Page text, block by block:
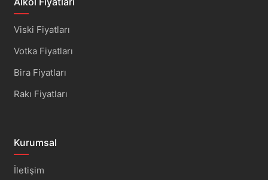
Viski Fiyatları
Votka Fiyatları
Bira Fiyatları
Rakı Fiyatları
Kurumsal
İletişim